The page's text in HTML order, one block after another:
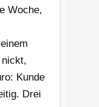
Woche,
Kunde
Drei